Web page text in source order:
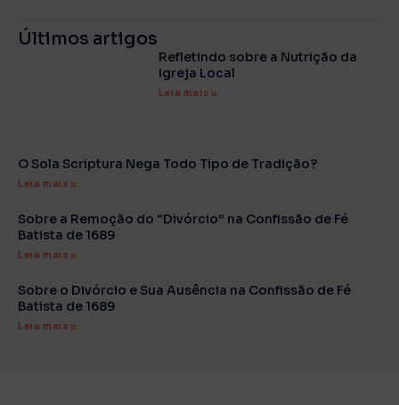
Últimos artigos
Refletindo sobre a Nutrição da
Igreja Local
Leia mais »
O Sola Scriptura Nega Todo Tipo de Tradição?
Leia mais »
Sobre a Remoção do “Divórcio” na Confissão de Fé
Batista de 1689
Leia mais »
Sobre o Divórcio e Sua Ausência na Confissão de Fé
Batista de 1689
Leia mais »